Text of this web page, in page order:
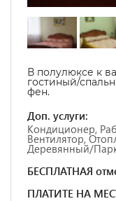
В полулюксе к
гостиный/
фен.
Доп. услуги:
Кондиционер,
Вентилятор,
Деревянный/
БЕСПЛАТНАЯ
ПЛАТИТЕ НА